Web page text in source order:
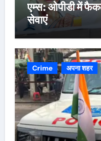
एम्स: ओपीडी में
सेवाएं
Crime अपना शहर